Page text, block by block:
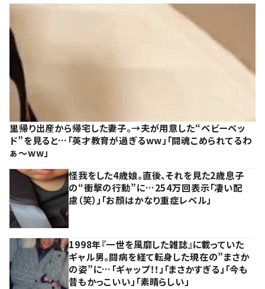
里帰り出産から帰宅した妻子。→夫が用意した“ベビーベッ
ド”を見ると…「英才教育が過ぎるww」「闘魂こめられてるわ
ぁ～ww」
怪我をした4歳娘。直後、それを見た2歳息子
の“衝撃の行動”に…254万回表示「凄い配
慮（笑）」「お顔はかなり重症レベル」
1998年『一世を風靡した雑誌』に載っていた
ギャル男。闘病を経て転身した現在の”まさか
の姿”に…「ギャップ！！」「まさかすぎる」「今も
昔もかっこいい」「素晴らしい」